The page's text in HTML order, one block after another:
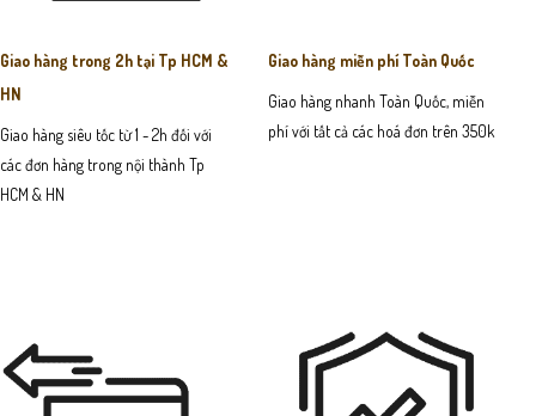
Giao hàng trong 2h tại Tp HCM &
HN
Giao hàng siêu tốc từ 1 - 2h đối với
các đơn hàng trong nội thành Tp
HCM & HN
Giao hàng miễn phí Toàn Quốc
Giao hàng nhanh Toàn Quốc, miễn
phí với tất cả các hoá đơn trên 350k